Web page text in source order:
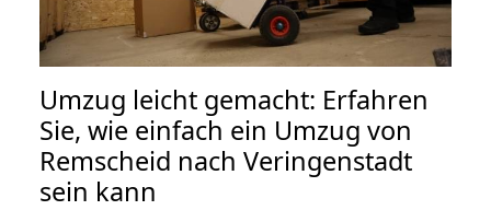
Umzug leicht gemacht: Erfahren
Sie, wie einfach ein Umzug von
Remscheid nach Veringenstadt
sein kann